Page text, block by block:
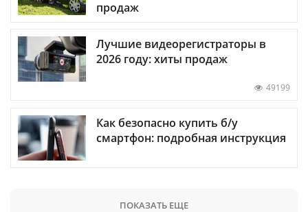
продаж
Лучшие видеорегистраторы в
2026 году: хиты продаж
49199
Как безопасно купить б/у
смартфон: подробная инструкция
ПОКАЗАТЬ ЕЩЕ